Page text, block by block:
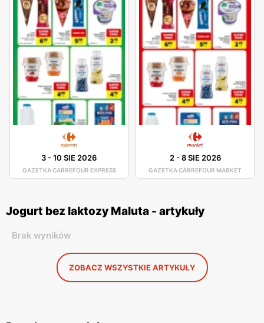
3-10 SIE 2026
GAZETKA CARREFOUR EXPRESS
2-8 SIE 2026
GAZETKA CARREFOUR MARKET
Jogurt bez laktozy Maluta - artykuły
Brak wyników
ZOBACZ WSZYSTKIE ARTYKUŁY